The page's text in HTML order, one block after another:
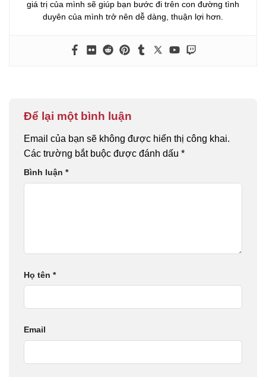
giá trị của mình sẽ giúp bạn bước đi trên con đường tình
duyên của mình trở nên dễ dàng, thuận lợi hơn.
Để lại một bình luận
Email của bạn sẽ không được hiển thị công khai.
Các trường bắt buộc được đánh dấu *
Bình luận *
Họ tên *
Email